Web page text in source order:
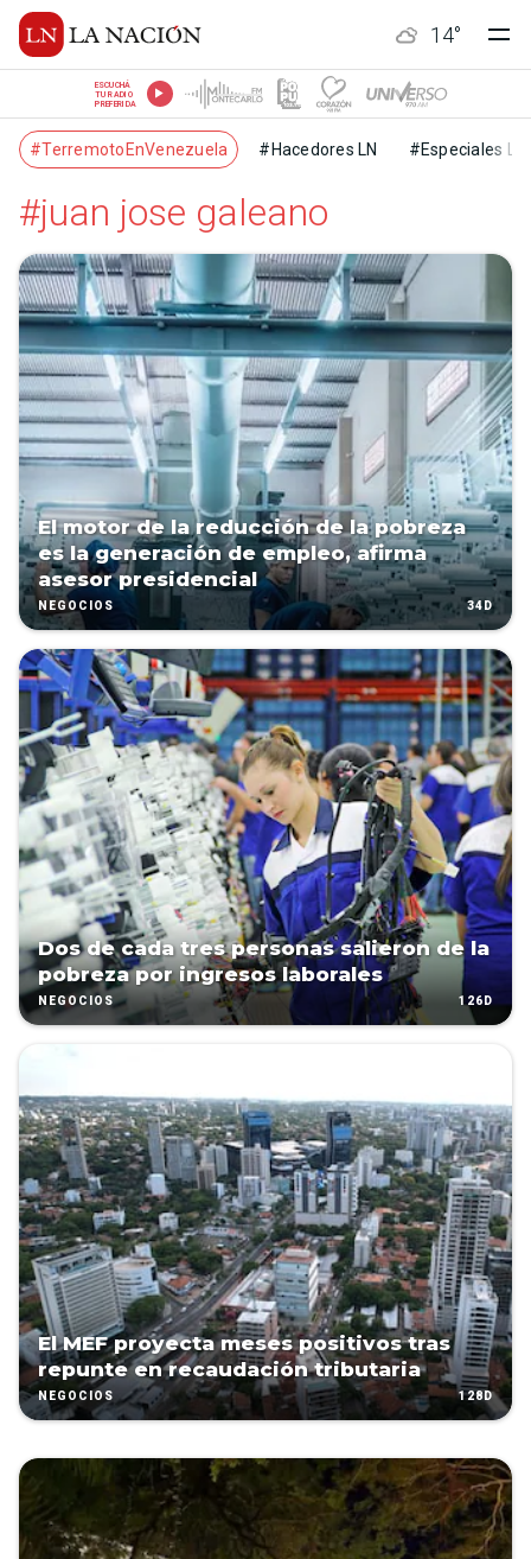
14°
ESCUCHÁ
TU RADIO
PREFERIDA
#TerremotoEnVenezuela #Hacedores LN #Especiales LN
#juan jose galeano
El motor de la reducción de la pobreza
es la generación de empleo, afirma
asesor presidencial
NEGOCIOS 34D
Dos de cada tres personas salieron de la
pobreza por ingresos laborales
NEGOCIOS 126D
El MEF proyecta meses positivos tras
repunte en recaudación tributaria
NEGOCIOS 128D